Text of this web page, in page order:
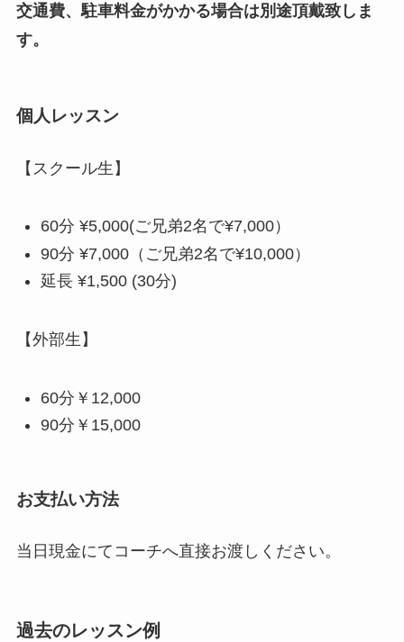
交通費、駐車料金がかかる場合は別途頂戴致しま
す。
個人レッスン
【スクール生】
60分 ¥5,000(ご兄弟2名で¥7,000）
90分 ¥7,000（ご兄弟2名で¥10,000）
延長 ¥1,500 (30分)
【外部生】
60分￥12,000
90分￥15,000
お支払い方法
当日現金にてコーチへ直接お渡しください。
過去のレッスン例